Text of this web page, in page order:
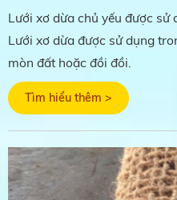
Lưới xơ dừa chủ yếu được
Lưới xơ dừa được sử dụng
mòn đất hoặc đồi đồi.
Tìm hiểu thêm >